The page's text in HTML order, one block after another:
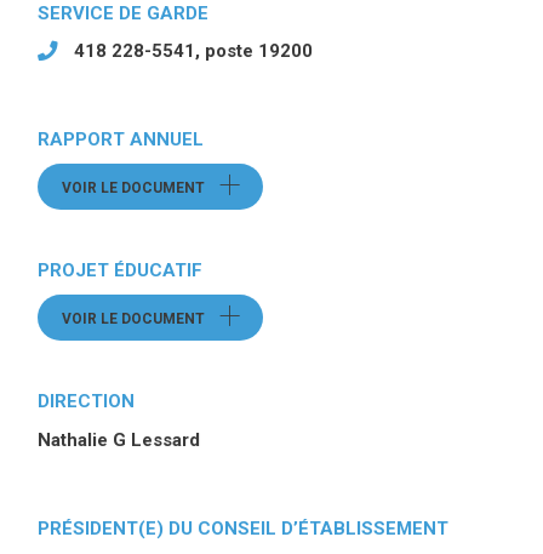
SERVICE DE GARDE
418 228-5541, poste 19200
RAPPORT ANNUEL
VOIR LE DOCUMENT (CE LIEN OUVRE UN FICHIER)
PROJET ÉDUCATIF
VOIR LE DOCUMENT (CE LIEN OUVRE UN FICHIER)
DIRECTION
Nathalie G Lessard
PRÉSIDENT(E) DU CONSEIL D’ÉTABLISSEMENT